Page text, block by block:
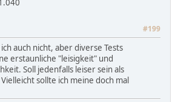
#199
auch nicht, aber diverse Tests
erstaunliche "leisigkeit" und
Soll jedenfalls leiser sein als
sollte ich meine doch mal